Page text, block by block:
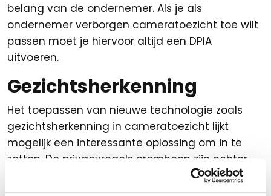
belang van de ondernemer. Als je als
ondernemer verborgen cameratoezicht toe wilt
passen moet je hiervoor altijd een DPIA
uitvoeren.
Gezichtsherkenning
Het toepassen van nieuwe technologie zoals
gezichtsherkenning in cameratoezicht lijkt
mogelijk een interessante oplossing om in te
zetten. De privacyregels eromheen zijn echter
erg strikt en sluiten toepassing daarvan binnen
de branche vrijwel geheel uit. De Autoriteit